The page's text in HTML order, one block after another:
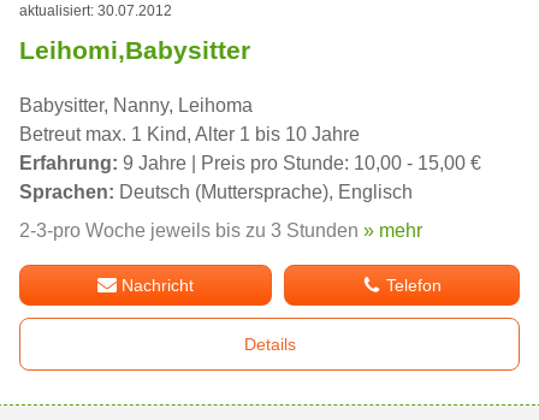
aktualisiert: 30.07.2012
Leihomi,Babysitter
Babysitter, Nanny, Leihoma
Betreut max. 1 Kind, Alter 1 bis 10 Jahre
Erfahrung: 9 Jahre | Preis pro Stunde: 10,00 - 15,00 €
Sprachen: Deutsch (Muttersprache), Englisch
2-3-pro Woche jeweils bis zu 3 Stunden » mehr
Nachricht Telefon
Details